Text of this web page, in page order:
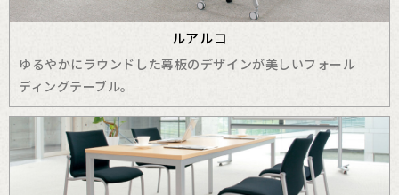
ルアルコ
ゆるやかにラウンドした幕板のデザインが美しいフォール
ディングテーブル。